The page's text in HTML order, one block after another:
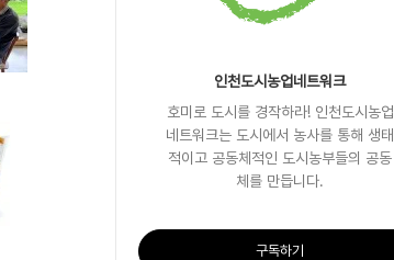
인천도시농업네트워크
호미로 도시를 경작하라! 인천도시농업
네트워크는 도시에서 농사를 통해 생태
적이고 공동체적인 도시농부들의 공동
체를 만듭니다.
구독하기